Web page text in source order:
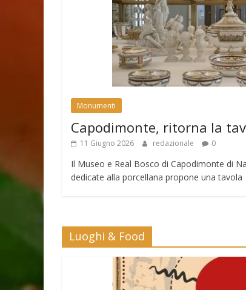
Monumenti
Capodimonte, ritorna la
11 Giugno 2026 redazionale 0
Il Museo e Real Bosco di Capodimonte di
dedicate alla porcellana propone una tavola
Luoghi & Food